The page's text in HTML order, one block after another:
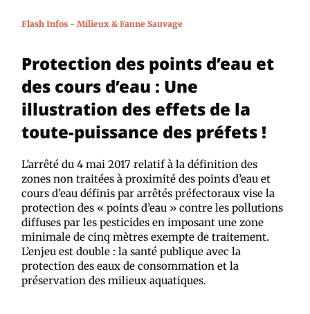
Flash Infos - Milieux & Faune Sauvage
Protection des points d’eau et
des cours d’eau : Une
illustration des effets de la
toute-puissance des préfets !
L’arrêté du 4 mai 2017 relatif à la définition des
zones non traitées à proximité des points d’eau et
cours d’eau définis par arrêtés préfectoraux vise la
protection des « points d’eau » contre les pollutions
diffuses par les pesticides en imposant une zone
minimale de cinq mètres exempte de traitement.
L’enjeu est double : la santé publique avec la
protection des eaux de consommation et la
préservation des milieux aquatiques.